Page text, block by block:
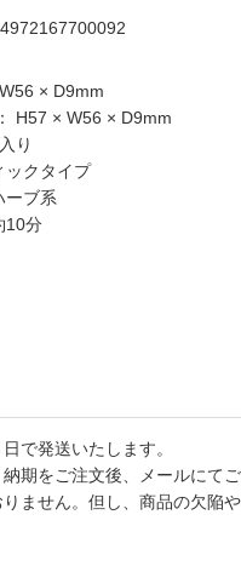
× D9mm
H57 × W56 × D9mm
り
ックタイプ
ーブ系
10分
で発送いたします。
期をご注文後、メールにて
ません。但し、商品の欠陥